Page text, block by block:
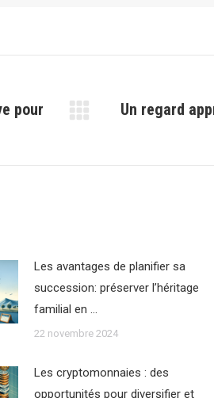
pour
:
Un regard
Les avantages de planifier sa
succession: préserver l’héritage
familial en …
22 novembre 2024
Les cryptomonnaies : des
opportunités pour diversifier et